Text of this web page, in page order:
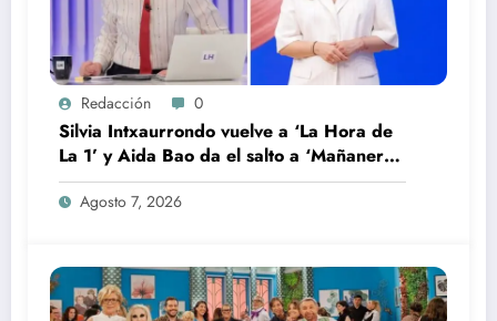
Redacción 0
Silvia Intxaurrondo vuelve a ‘La Hora de
La 1’ y Aida Bao da el salto a ‘Mañaneros
360’
Agosto 7, 2026